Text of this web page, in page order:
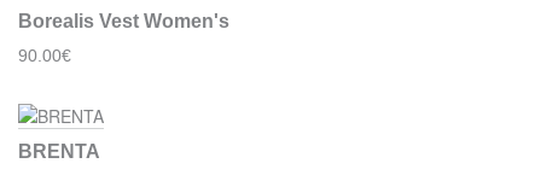
Borealis Vest Women's
90.00€
BRENTA